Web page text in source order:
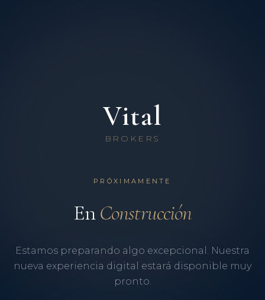
Vital
BROKERS
PRÓXIMAMENTE
EnConstrucción
Estamos preparando algo excepcional. Nuestra
nueva experiencia digital estará disponible muy
pronto.